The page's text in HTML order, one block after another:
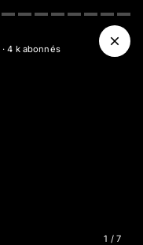
1 / 7
·4 kabonnés